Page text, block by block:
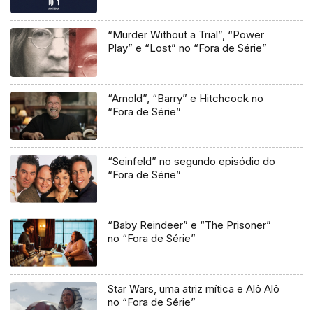
“Murder Without a Trial”, “Power
Play” e “Lost” no “Fora de Série”
“Arnold”, “Barry” e Hitchcock no
“Fora de Série”
“Seinfeld” no segundo episódio do
“Fora de Série”
“Baby Reindeer” e “The Prisoner”
no “Fora de Série”
Star Wars, uma atriz mítica e Alô Alô
no “Fora de Série”